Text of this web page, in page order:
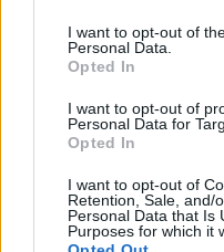
I want to opt-out of
Personal Data.
Opted In
I want to opt-out of
Personal Data for
Opted In
I want to opt-out of
Retention, Sale, and/
Personal Data that Is
Purposes for which it
Van Beukering
Overzicht: Zo
Feyenoord begint
richting